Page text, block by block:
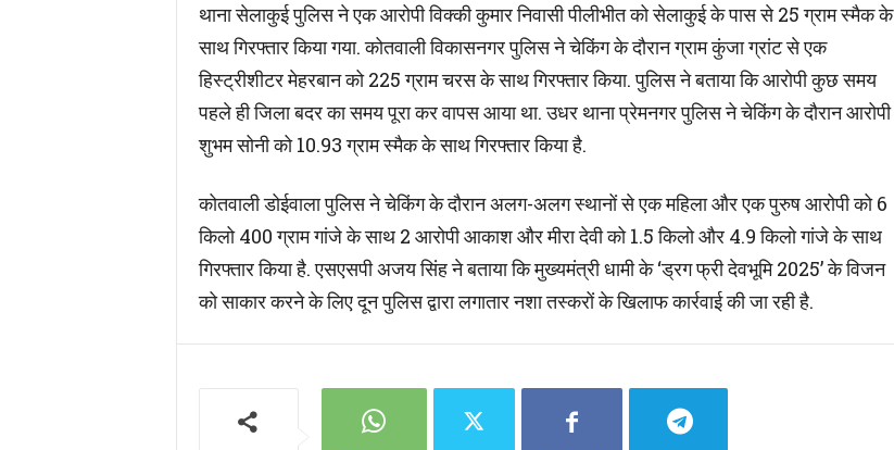
थाना सेलाकुई पुलिस ने एक आरोपी विक्की कुमार निवासी पीलीभीत को सेलाकुई के पास से 25 ग्राम स्मैक के
साथ गिरफ्तार किया गया. कोतवाली विकासनगर पुलिस ने चेकिंग के दौरान ग्राम कुंजा ग्रांट से एक
हिस्ट्रीशीटर मेहरबान को 225 ग्राम चरस के साथ गिरफ्तार किया. पुलिस ने बताया कि आरोपी कुछ समय
पहले ही जिला बदर का समय पूरा कर वापस आया था. उधर थाना प्रेमनगर पुलिस ने चेकिंग के दौरान आरोपी
शुभम सोनी को 10.93 ग्राम स्मैक के साथ गिरफ्तार किया है.
कोतवाली डोईवाला पुलिस ने चेकिंग के दौरान अलग-अलग स्थानों से एक महिला और एक पुरुष आरोपी को 6
किलो 400 ग्राम गांजे के साथ 2 आरोपी आकाश और मीरा देवी को 1.5 किलो और 4.9 किलो गांजे के साथ
गिरफ्तार किया है. एसएसपी अजय सिंह ने बताया कि मुख्यमंत्री धामी के ‘ड्रग फ्री देवभूमि 2025’ के विजन
को साकार करने के लिए दून पुलिस द्वारा लगातार नशा तस्करों के खिलाफ कार्रवाई की जा रही है.